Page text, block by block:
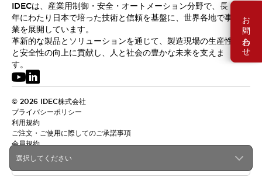
お問い合わせ
選択してください
IDECは、産業用制御・安全・オートメーション分野で、長
年にわたり日本で培った技術と信頼を基盤に、世界各地で事
業を展開しています。
革新的な製品とソリューションを通じて、製造現場の生産性
と安全性の向上に貢献し、人と社会の豊かな未来を支えま
す。
© 2026 IDEC株式会社
プライバシーポリシー
利用規約
ご注文・ご使用に際してのご承諾事項
会員規約
日本